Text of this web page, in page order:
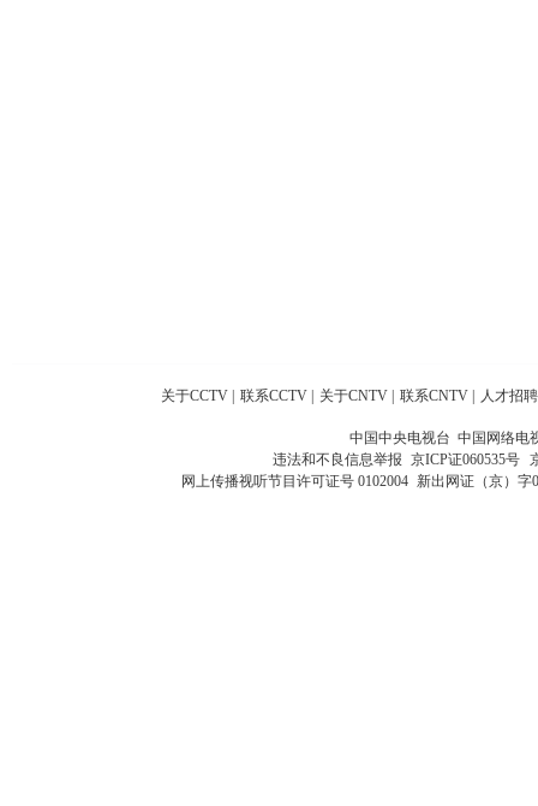
关于CCTV 联系CCTV 关于CNTV 联系CNTV 人才招聘
中国中央电视台 中国网络电
违法和不良信息举报 京ICP证060535号
网上传播视听节目许可证号 0102004 新出网证（京）